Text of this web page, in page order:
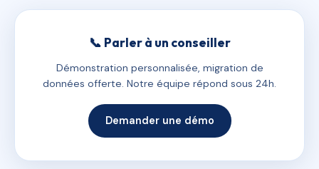
📞 Parler à un conseiller
Démonstration personnalisée, migration de
données offerte. Notre équipe répond sous 24h.
Demander une démo